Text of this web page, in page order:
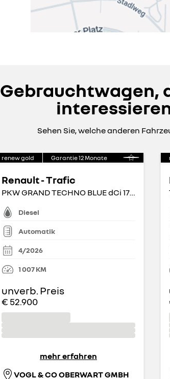
Gebrauchtwagen,
Sehen Sie, welche anderen
renew gold Garantie12Monate
Renault - Trafic
PKW GRAND TECHNO BLUE dCi 170 AUTOMATIK
Diesel
Automatik
4/2026
1 007KM
unverb. Preis
€ 52.900
mehr erfahren
VOGL & CO OBERWART GMBH